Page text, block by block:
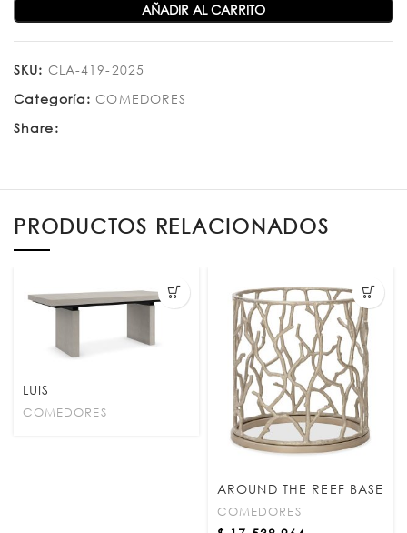
AÑADIR AL CARRITO
SKU: CLA-419-2025
Categoría: COMEDORES
Share:
PRODUCTOS RELACIONADOS
LUIS
COMEDORES
AROUND THE REEF BASE
COMEDORES